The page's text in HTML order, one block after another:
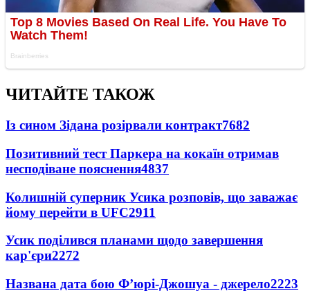
ЧИТАЙТЕ ТАКОЖ
Із сином Зідана розірвали контракт7682
Позитивний тест Паркера на кокаїн отримав
несподіване пояснення4837
Колишній суперник Усика розповів, що заважає
йому перейти в UFC2911
Усик поділився планами щодо завершення
кар'єри2272
Названа дата бою Ф’юрі-Джошуа - джерело2223